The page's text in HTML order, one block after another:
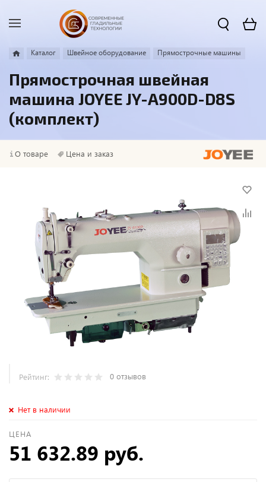
Каталог Швейное оборудование Прямострочные машины
Прямострочная швейная
машина JOYEE JY-A900D-D8S
(комплект)
О товаре Цена и заказ
Рейтинг: 0 отзывов
Нет в наличии
ЦЕНА
51 632.89 руб.